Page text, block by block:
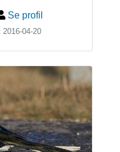
Se profil
2016-04-20